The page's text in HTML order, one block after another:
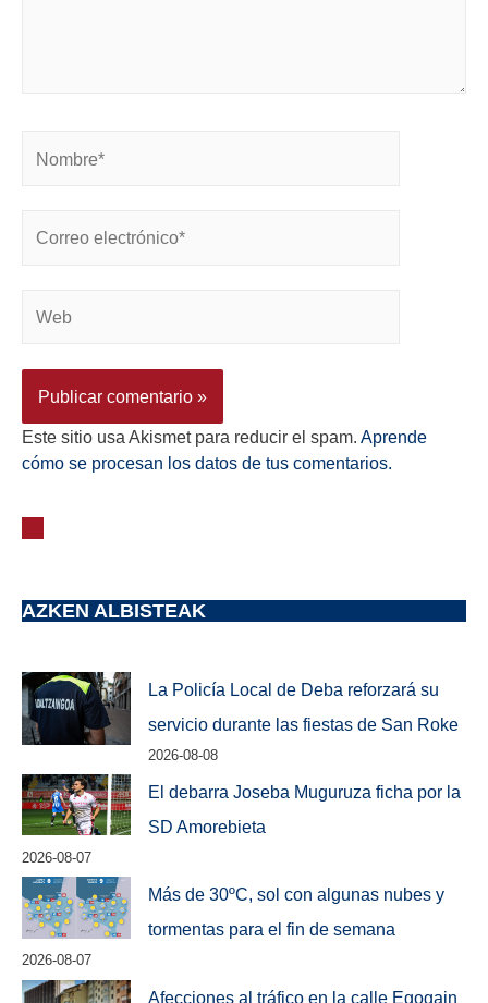
Este sitio usa Akismet para reducir el spam. Aprende
cómo se procesan los datos de tus comentarios.
AZKEN ALBISTEAK
La Policía Local de Deba reforzará su
servicio durante las fiestas de San Roke
2026-08-08
El debarra Joseba Muguruza ficha por la
SD Amorebieta
2026-08-07
Más de 30ºC, sol con algunas nubes y
tormentas para el fin de semana
2026-08-07
Afecciones al tráfico en la calle Egogain